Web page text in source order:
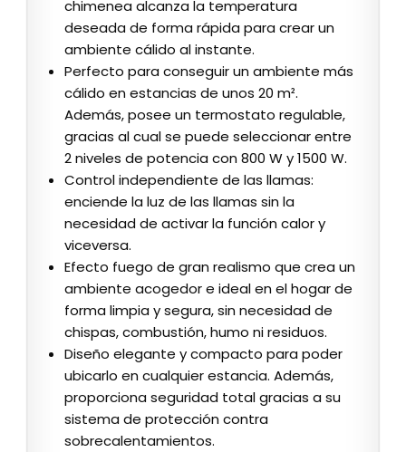
chimenea alcanza la temperatura
deseada de forma rápida para crear un
ambiente cálido al instante.
Perfecto para conseguir un ambiente más
cálido en estancias de unos 20 m².
Además, posee un termostato regulable,
gracias al cual se puede seleccionar entre
2 niveles de potencia con 800 W y 1500 W.
Control independiente de las llamas:
enciende la luz de las llamas sin la
necesidad de activar la función calor y
viceversa.
Efecto fuego de gran realismo que crea un
ambiente acogedor e ideal en el hogar de
forma limpia y segura, sin necesidad de
chispas, combustión, humo ni residuos.
Diseño elegante y compacto para poder
ubicarlo en cualquier estancia. Además,
proporciona seguridad total gracias a su
sistema de protección contra
sobrecalentamientos.